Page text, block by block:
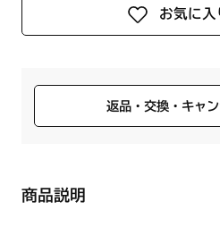
お気に入
返品・交換・キャ
商品説明